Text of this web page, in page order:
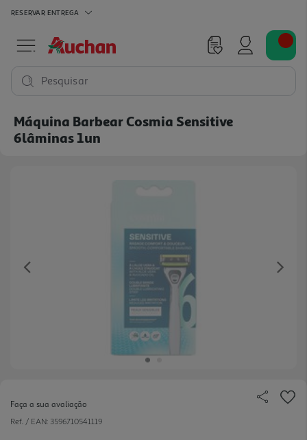
RESERVAR ENTREGA
Pesquisar
Máquina Barbear Cosmia Sensitive
6lâminas 1un
Previous
Faça a sua avaliação
Ref. / EAN: 3596710541119